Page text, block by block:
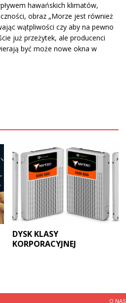
hawańskich klimatów,
obraz „Morze jest również
wątpliwości czy aby na pewno
już przeżytek, ale producenci
być może nowe okna w
DYSK KLASY
KORPORACYJNEJ
O NAS